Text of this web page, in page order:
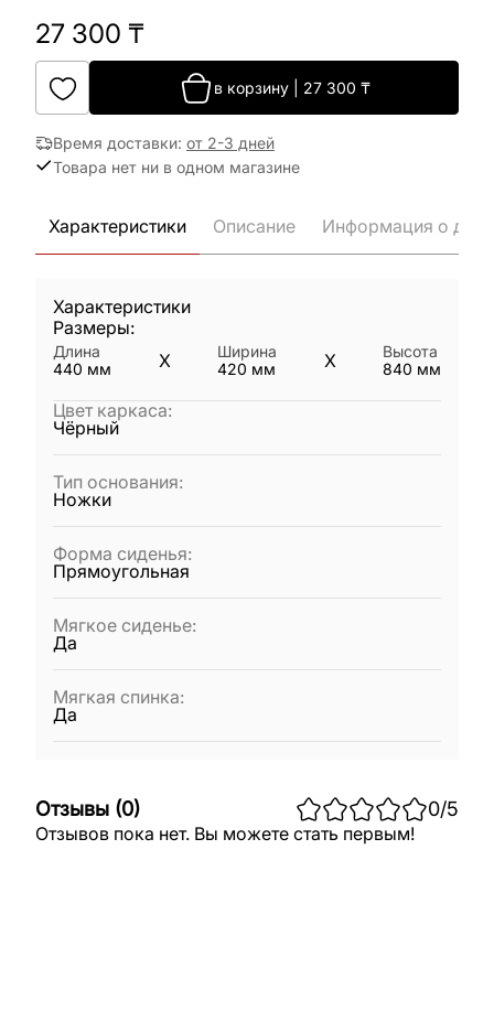
27 300 ₸
в корзину| 27 300 ₸
Время доставки: от 2-3 дней
Товара нет ни в одном магазине
Характеристики Описание Информация о
Характеристики
Размеры:
Длина
440 мм X
Ширина
420 мм X
Высота
840 мм
Цвет каркаса:
Чёрный
Тип основания:
Ножки
Форма сиденья:
Прямоугольная
Мягкое сиденье:
Да
Мягкая спинка:
Да
Отзывы (0) 0/5
Отзывов пока нет. Вы можете стать первым!